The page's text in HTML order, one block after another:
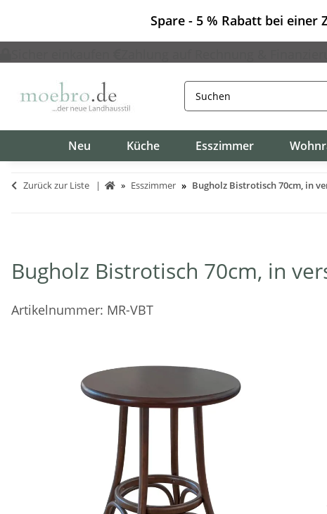
Spare - 5 % Rabatt bei einer
Neu Küche Esszimmer
Zurück zur Liste Esszimmer Bugholz Bistrotisch 70cm, in
Bugholz Bistrotisch 70cm, in
Artikelnummer: MR-VBT